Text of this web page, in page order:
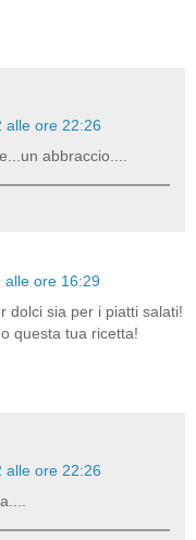
alle ore 22:26
abbraccio....
alle ore 16:29
dolci sia per i piatti salati!
questa tua ricetta!
alle ore 22:26